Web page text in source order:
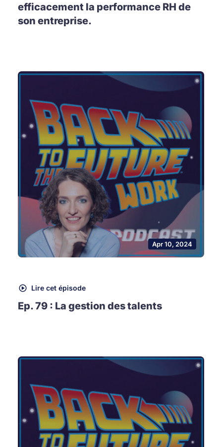
efficacement la performance RH de
son entreprise.
Apr 10, 2024
Lire cet épisode
Ep. 79 : La gestion des talents